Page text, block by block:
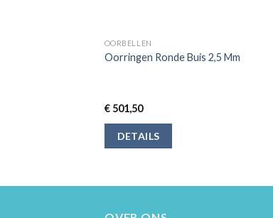
OORBELLEN
Oorringen Ronde Buis 2,5 Mm
€501,50
DETAILS